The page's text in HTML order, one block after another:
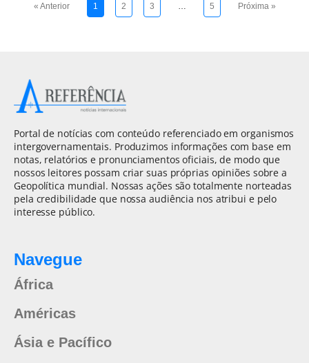
« Anterior 1 2 3 … 5 Próxima »
Portal de notícias com conteúdo referenciado em organismos
intergovernamentais. Produzimos informações com base em
notas, relatórios e pronunciamentos oficiais, de modo que
nossos leitores possam criar suas próprias opiniões sobre a
Geopolítica mundial. Nossas ações são totalmente norteadas
pela credibilidade que nossa audiência nos atribui e pelo
interesse público.
Navegue
África
Américas
Ásia e Pacífico